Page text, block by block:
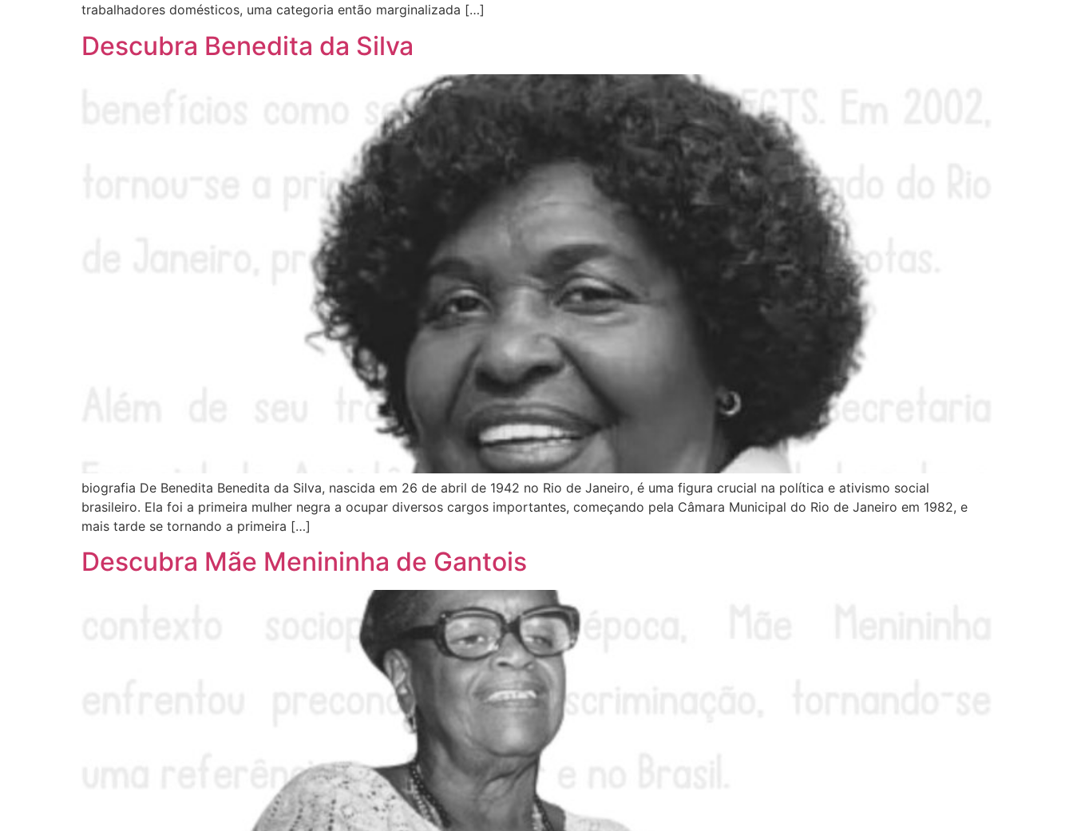
trabalhadores domésticos, uma categoria então marginalizada […]
Descubra Benedita da Silva
biografia De Benedita Benedita da Silva, nascida em 26 de abril de 1942 no Rio de Janeiro, é uma figura crucial na política e ativismo social
brasileiro. Ela foi a primeira mulher negra a ocupar diversos cargos importantes, começando pela Câmara Municipal do Rio de Janeiro em 1982, e
mais tarde se tornando a primeira […]
Descubra Mãe Menininha de Gantois